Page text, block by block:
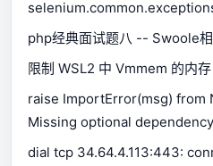
php经典面试题八 -- Swoole
限制 WSL2 中 Vmmem 的内
raise ImportError(msg) from
Missing optional
for Excel support Use pip or
dial tcp 34.64.4.113:443: